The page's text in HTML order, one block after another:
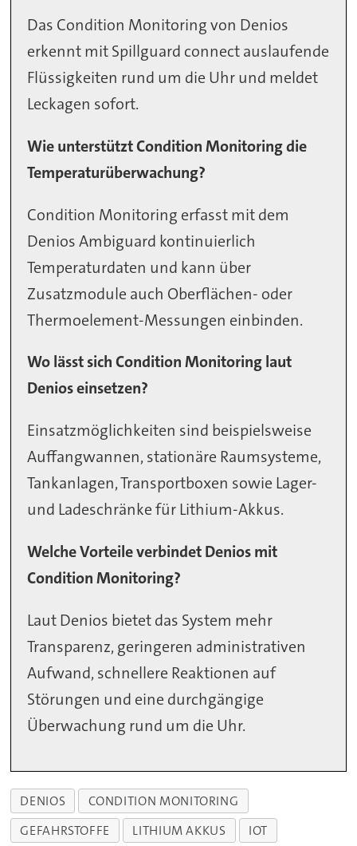
Das Condition Monitoring von Denios
erkennt mit Spillguard connect auslaufende
Flüssigkeiten rund um die Uhr und meldet
Leckagen sofort.
Wie unterstützt Condition Monitoring die
Temperaturüberwachung?
Condition Monitoring erfasst mit dem
Denios Ambiguard kontinuierlich
Temperaturdaten und kann über
Zusatzmodule auch Oberflächen- oder
Thermoelement-Messungen einbinden.
Wo lässt sich Condition Monitoring laut
Denios einsetzen?
Einsatzmöglichkeiten sind beispielsweise
Auffangwannen, stationäre Raumsysteme,
Tankanlagen, Transportboxen sowie Lager-
und Ladeschränke für Lithium-Akkus.
Welche Vorteile verbindet Denios mit
Condition Monitoring?
Laut Denios bietet das System mehr
Transparenz, geringeren administrativen
Aufwand, schnellere Reaktionen auf
Störungen und eine durchgängige
Überwachung rund um die Uhr.
DENIOS
CONDITION MONITORING
GEFAHRSTOFFE
LITHIUM AKKUS
IOT